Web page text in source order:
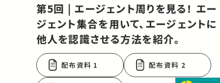
第5回 | エージェント周りを見る！ エー
ジェント集合を用いて、エージェントに
他人を認識させる方法を紹介。
配布資料 1 配布資料 2